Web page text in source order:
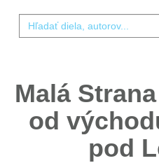
Malá
od
pod